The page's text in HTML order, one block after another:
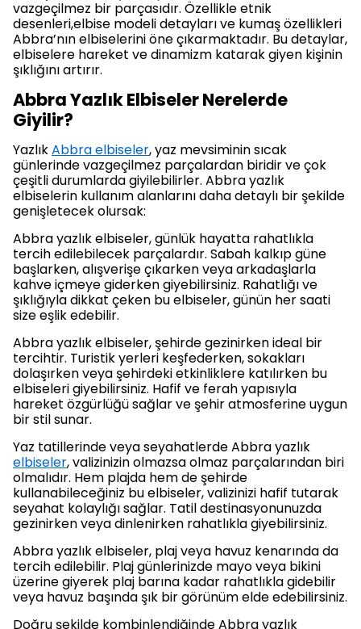
vazgeçilmez bir parçasıdır. Özellikle etnik
desenleri,elbise modeli detayları ve kumaş özellikleri
Abbra’nın elbiselerini öne çıkarmaktadır. Bu detaylar,
elbiselere hareket ve dinamizm katarak giyen kişinin
şıklığını artırır.
Abbra Yazlık Elbiseler Nerelerde
Giyilir?
YazlıkAbbra elbiseler, yaz mevsiminin sıcak
günlerinde vazgeçilmez parçalardan biridir ve çok
çeşitli durumlarda giyilebilirler. Abbra yazlık
elbiselerin kullanım alanlarını daha detaylı bir şekilde
genişletecek olursak:
Abbra yazlık elbiseler, günlük hayatta rahatlıkla
tercih edilebilecek parçalardır. Sabah kalkıp güne
başlarken, alışverişe çıkarken veya arkadaşlarla
kahve içmeye giderken giyebilirsiniz. Rahatlığı ve
şıklığıyla dikkat çeken bu elbiseler, günün her saati
size eşlik edebilir.
Abbra yazlık elbiseler, şehirde gezinirken ideal bir
tercihtir. Turistik yerleri keşfederken, sokakları
dolaşırken veya şehirdeki etkinliklere katılırken bu
elbiseleri giyebilirsiniz. Hafif ve ferah yapısıyla
hareket özgürlüğü sağlar ve şehir atmosferine uygun
bir stil sunar.
Yaz tatillerinde veya seyahatlerde Abbra yazlık
elbiseler, valizinizin olmazsa olmaz parçalarından biri
olmalıdır. Hem plajda hem de şehirde
kullanabileceğiniz bu elbiseler, valizinizi hafif tutarak
seyahat kolaylığı sağlar. Tatil destinasyonunuzda
gezinirken veya dinlenirken rahatlıkla giyebilirsiniz.
Abbra yazlık elbiseler, plaj veya havuz kenarında da
tercih edilebilir. Plaj günlerinizde mayo veya bikini
üzerine giyerek plaj barına kadar rahatlıkla gidebilir
veya havuz başında şık bir görünüm elde edebilirsiniz.
Doğru şekilde kombinlendiğinde Abbra yazlık